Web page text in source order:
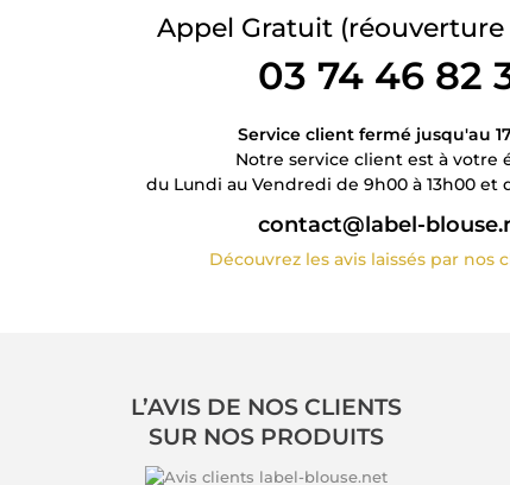
Appel Gratuit (réouverture
03 74 46 82
Service client fermé jusqu'au
Notre service client est à votre
du Lundi au Vendredi de 9h00 à 13h00 et
contact@label-
Découvrez les avis laissés par nos
L’AVIS DE NOS CLIENTS
SUR NOS PRODUITS